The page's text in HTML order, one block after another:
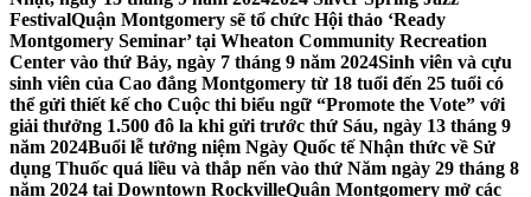
FestivalQuận Montgomery sẽ tổ chức Hội thảo ‘Ready
Montgomery Seminar’ tại Wheaton Community Recreation
Center vào thứ Bảy, ngày 7 tháng 9 năm 2024Sinh viên và cựu
sinh viên của Cao đẳng Montgomery từ 18 tuổi đến 25 tuổi có
thể gửi thiết kế cho Cuộc thi biểu ngữ “Promote the Vote” với
giải thưởng 1.500 đô la khi gửi trước thứ Sáu, ngày 13 tháng 9
năm 2024Buổi lễ tưởng niệm Ngày Quốc tế Nhận thức về Sử
dụng Thuốc quá liều và thắp nến vào thứ Năm ngày 29 tháng 8
năm 2024 tại Downtown RockvilleQuận Montgomery mở các